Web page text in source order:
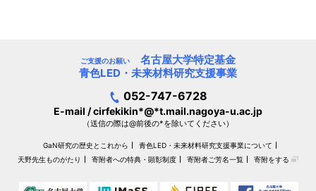
ご支援のお願い
名古屋大学特定基金
青色LED・未来材料研究支援事業
052-747-6728
E-mail / cirfekikin*@*t.mail.nagoya-u.ac.jp
（送信の際は@前後の*を除いてください）
GaN研究の歴史とこれから
青色LED・未来材料研究支援事業について
天野先生ものがたり
寄附者への特典・顕彰制度 寄附者ご芳名一覧 寄附をする